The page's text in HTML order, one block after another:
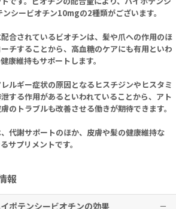
シービオチン10mgの2種類がございます。
合されているビオチンは、髪や爪への作用のほ
チすることから、高血糖のケアにも有用といわ
康維持もサポートします。
ルギー症状の原因となるヒスチジンやヒスタミ
する作用があるといわれていることから、アト
のトラブルも改善させる働きが期待できます。
代謝サポートのほか、皮膚や髪の健康維持な
サプリメントです。
報
ポテンシービオチンの効果